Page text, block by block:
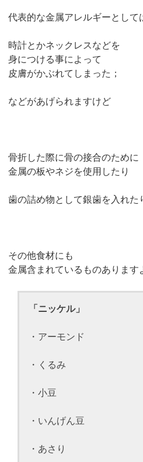
代表的な金属アレルギーとして
時計とかネックレスなどを
身につける事によって
皮膚がかぶれてしまった；
などがあげられますけど
骨折した際に骨の接合のために
金属の板やネジを使用したり
歯の詰め物として銀歯を入れた
その他食材にも
金属含まれているものあります
「ニッケル」
・アーモンド
・くるみ
・小豆
・いんげん豆
・あさり